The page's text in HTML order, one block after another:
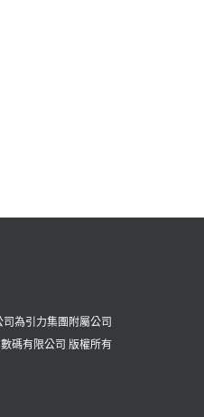
為引力集團附屬公司
碼有限公司 版權所有